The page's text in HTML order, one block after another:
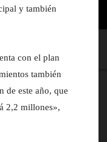
y también
con el plan
también
de este año, que
2,2 millones»,